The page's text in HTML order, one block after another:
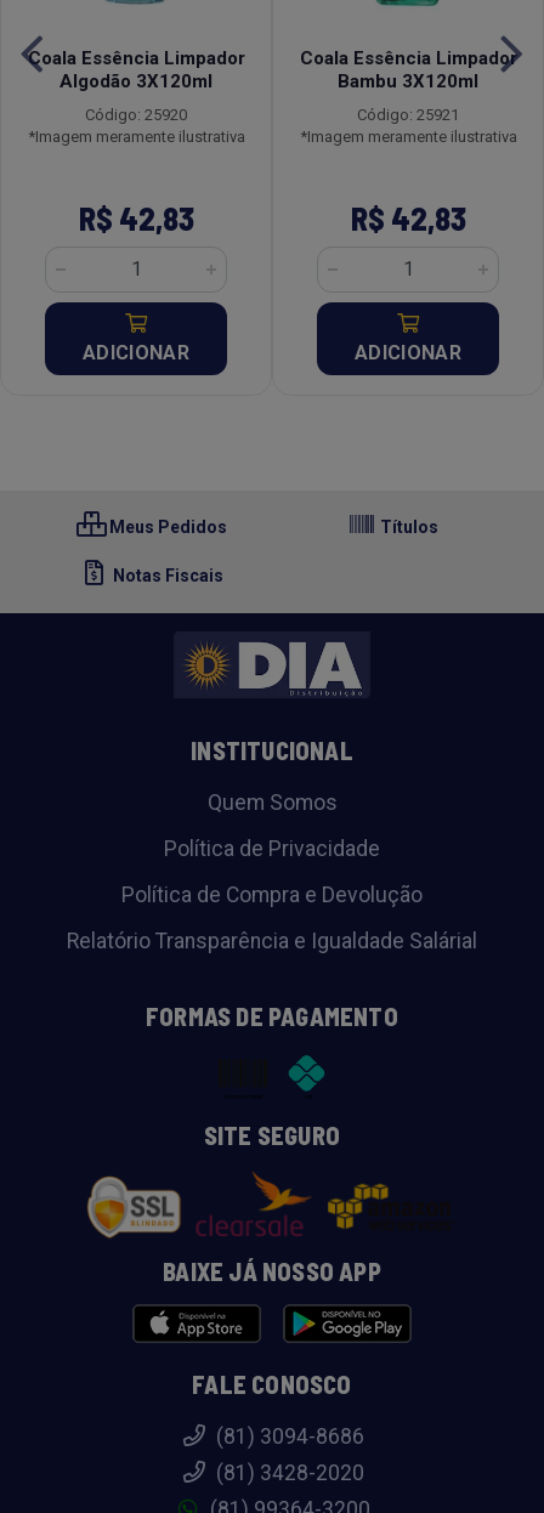
Coala Essência Limpador
Algodão 3X120ml
Código: 25920
*Imagem meramente ilustrativa
R$ 42,83
ADICIONAR
Coala Essência Limpador
Bambu 3X120ml
Código: 25921
*Imagem meramente ilustrativa
R$ 42,83
ADICIONAR
Meus Pedidos Títulos
Notas Fiscais
INSTITUCIONAL
Quem Somos
Política de Privacidade
Política de Compra e Devolução
Relatório Transparência e Igualdade Salárial
FORMAS DE PAGAMENTO
SITE SEGURO
BAIXE JÁ NOSSO APP
FALE CONOSCO
(81) 3094-8686
(81) 3428-2020